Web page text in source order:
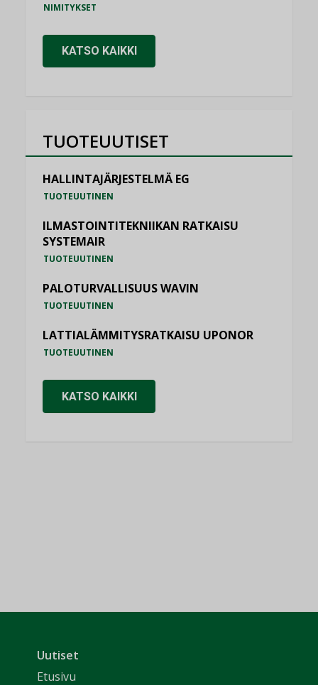
NIMITYKSET
KATSO KAIKKI
TUOTEUUTISET
HALLINTAJÄRJESTELMÄ EG
TUOTEUUTINEN
ILMASTOINTITEKNIIKAN RATKAISU
SYSTEMAIR
TUOTEUUTINEN
PALOTURVALLISUUS WAVIN
TUOTEUUTINEN
LATTIALÄMMITYSRATKAISU UPONOR
TUOTEUUTINEN
KATSO KAIKKI
Uutiset
Etusivu